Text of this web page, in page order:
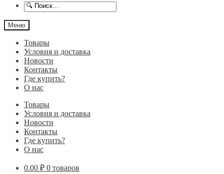
Меню
Товары
Условия и доставка
Новости
Контакты
Где купить?
О нас
Товары
Условия и доставка
Новости
Контакты
Где купить?
О нас
0.00 ₽ 0 товаров